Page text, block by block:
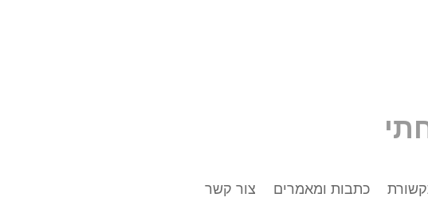
כתבות ומאמרים צור קשר